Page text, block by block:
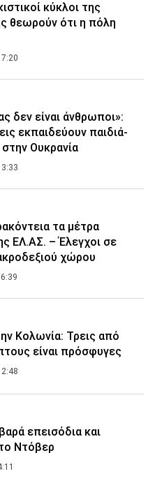
κύκλοι της
θεωρούν ότι η πόλη
δεν είναι άνθρωποι»:
εκπαιδεύουν παιδιά-
Ουκρανία
τα μέτρα
ΕΛ.ΑΣ. – Έλεγχοι σε
χώρου
Κολωνία: Τρεις από
είναι πρόσφυγες
επεισόδια και
Ντόβερ